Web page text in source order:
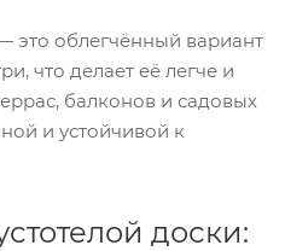
это облегчённый вариант
что делает её легче и
балконов и садовых
и устойчивой к
доски: